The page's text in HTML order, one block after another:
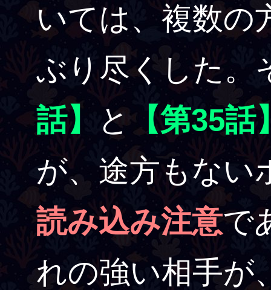
いては、複数の
ぶり尽くした。
話】
と【第35話
が、途方もない
読み込み注意で
れの強い相手が